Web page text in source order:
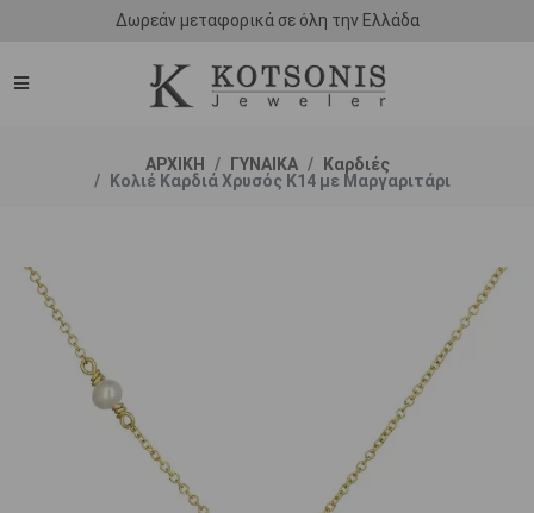
Δωρεάν μεταφορικά σε όλη την Ελλάδα
ΑΡΧΙΚΗ ΓΥΝΑΙΚΑ
Καρδιές
Κολιέ Καρδιά Χρυσός Κ14 με Μαργαριτάρι